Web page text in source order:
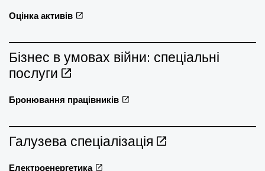
Оцінка активів
Бізнес в умовах війни: спеціальні
послуги
Бронювання працівників
Галузева спеціалізація
Електроенергетика